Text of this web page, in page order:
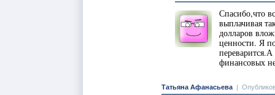
Спасибо,что
выплачивая
долларов
ценности. Я
финансовых
Татьяна Афанасьева